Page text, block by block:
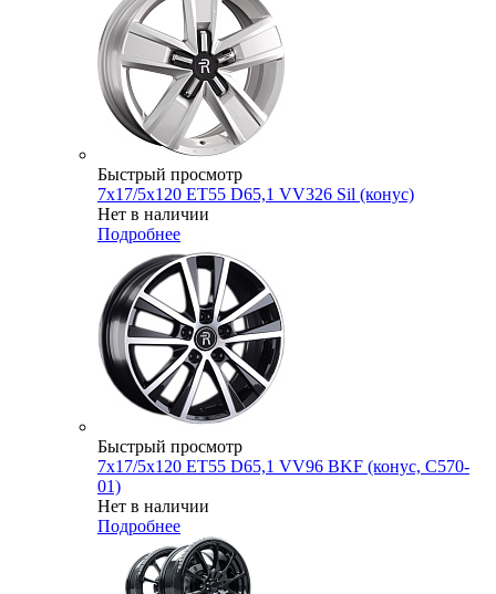
Быстрый просмотр
7x17/5x120 ET55 D65,1 VV326 Sil (конус)
Нет в наличии
Подробнее
Быстрый просмотр
7x17/5x120 ET55 D65,1 VV96 BKF (конус, C570-
01)
Нет в наличии
Подробнее